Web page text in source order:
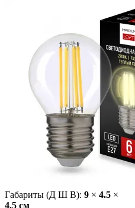
Габариты (Д Ш В): 9 × 4.5 ×
4.5 cм